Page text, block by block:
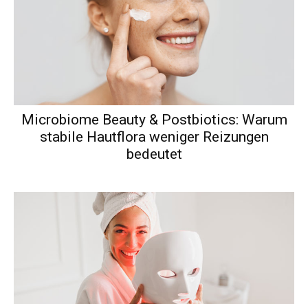
Microbiome Beauty & Postbiotics: Warum
stabile Hautflora weniger Reizungen
bedeutet